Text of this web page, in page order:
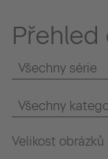
Přehled
Všechny série
Všechny
Velikost obrázků